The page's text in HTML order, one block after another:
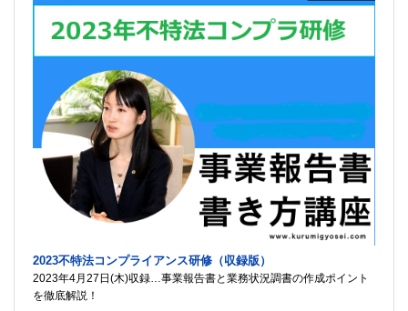
2023不特法コンプライアンス研修（収録版）
2023年4月27日(木)収録…事業報告書と業務状況調書の作成ポイント
を徹底解説！